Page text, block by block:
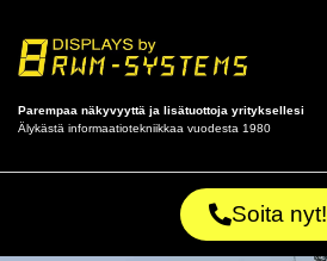
Parempaa näkyvyyttä ja lisätuottoja yrityksellesi
Älykästä informaatiotekniikkaa vuodesta 1980
Soita nyt!